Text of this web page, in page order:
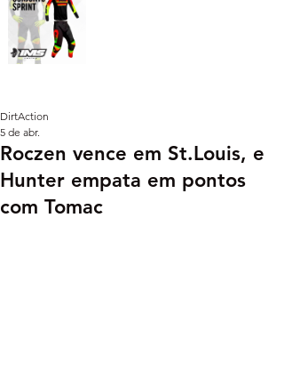
Roczen vence em St.Louis, e
Hunter empata em pontos
com Tomac
DirtAction
5 de abr.